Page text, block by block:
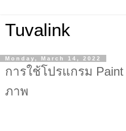
Tuvalink
Monday, March 14, 2022
การใช้โปรแกรม
ภาพ